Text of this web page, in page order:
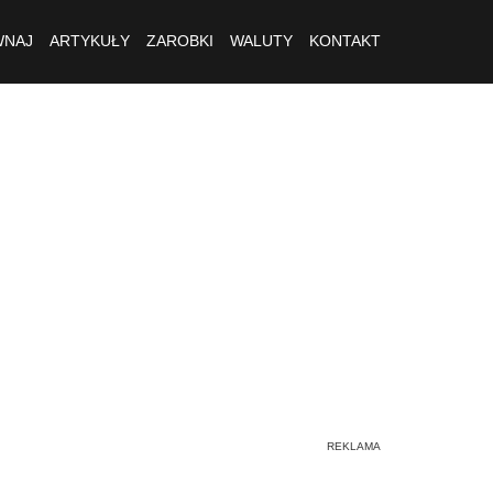
ARTYKUŁY ZAROBKI WALUTY KONTAKT